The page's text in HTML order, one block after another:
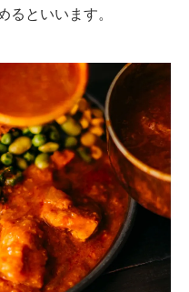
といいます。